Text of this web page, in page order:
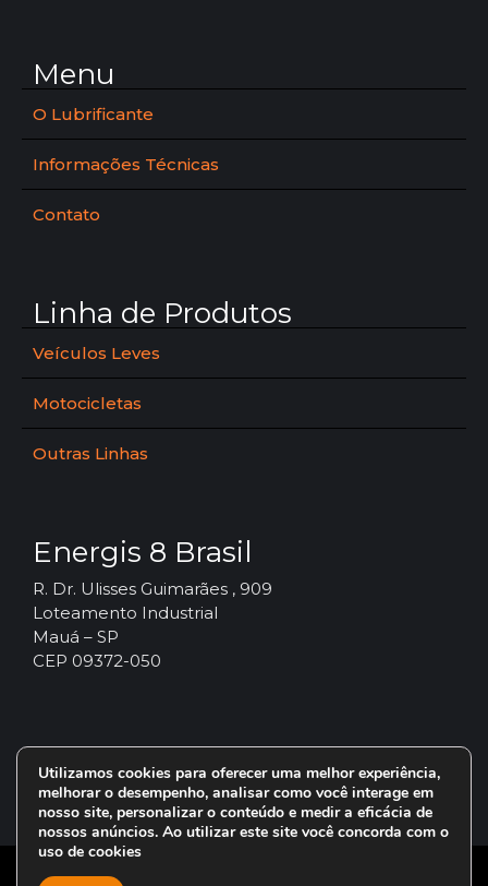
Menu
O Lubrificante
Informações Técnicas
Contato
Linha de Produtos
Veículos Leves
Motocicletas
Outras Linhas
Energis 8 Brasil
R. Dr. Ulisses Guimarães , 909
Loteamento Industrial
Mauá – SP
CEP 09372-050
© 2024 – Vorax Lubrificantes – Todos os direitos reservados.
Utilizamos cookies para oferecer uma melhor experiência,
melhorar o desempenho, analisar como você interage em
nosso site, personalizar o conteúdo e medir a eficácia de
nossos anúncios. Ao utilizar este site você concorda com o
uso de cookies